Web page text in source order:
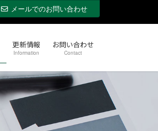
メールでのお問い合わせ
更新情報
Information
お問い合わせ
Contact